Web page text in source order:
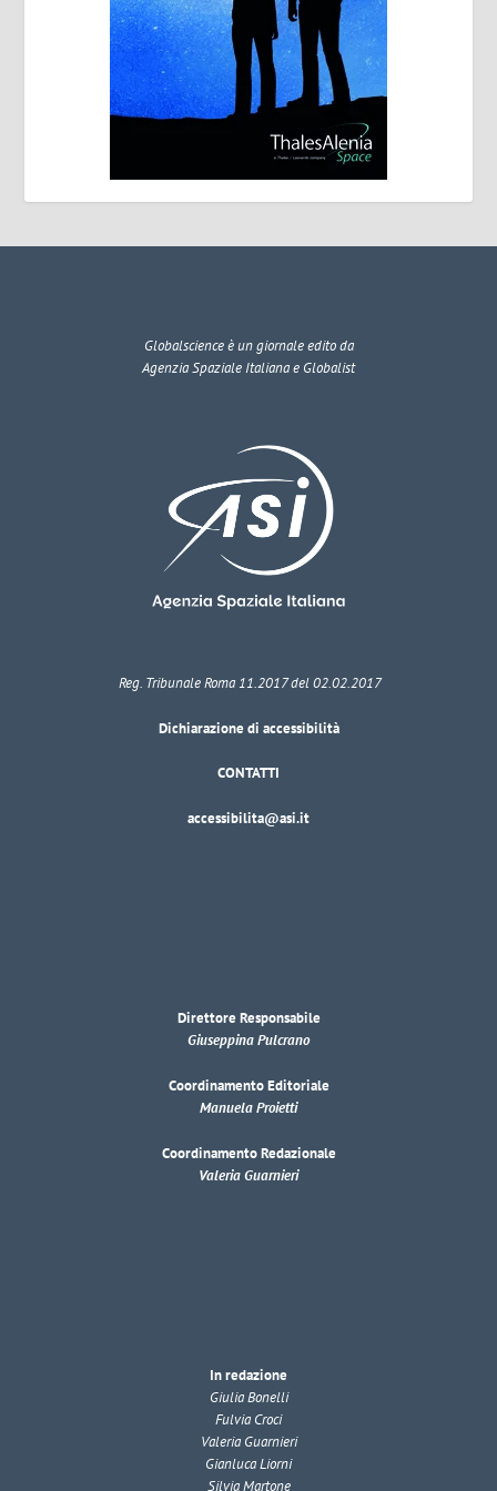
Globalscienceè un giornale edito da
Agenzia Spaziale Italiana e Globalist
Reg. Tribunale Roma 11.2017 del 02.02.2017
Dichiarazione di accessibilità
CONTATTI
accessibilita@asi.it
Direttore Responsabile
Giuseppina Pulcrano
Coordinamento Editoriale
Manuela Proietti
Coordinamento Redazionale
Valeria Guarnieri
In redazione
Giulia Bonelli
Fulvia Croci
Valeria Guarnieri
Gianluca Liorni
Silvia Martone